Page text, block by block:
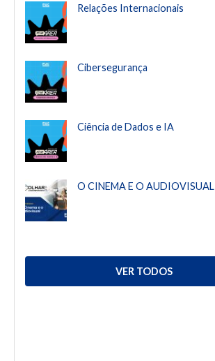
Relações Internacionais
Cibersegurança
Ciência de Dados e IA
O CINEMA E O AUDIOVISUAL
VER TODOS